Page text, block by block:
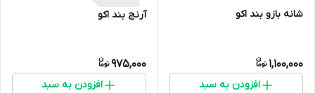
شانه بازو بند اکو
1,100,000
افزودن به سبد
آرنج بند اکو
975,000
افزودن به سبد